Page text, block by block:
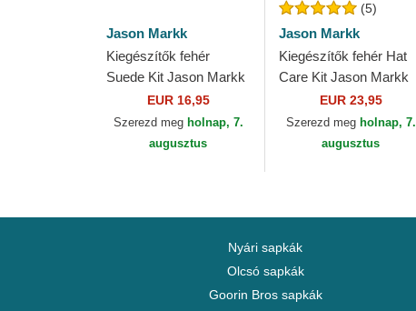
Jason Markk
Kiegészítők fehér
Suede Kit Jason Markk
EUR 16,95
Szerezd meg holnap, 7.
augusztus
(5)
Jason Markk
Kiegészítők fehér Hat
Care Kit Jason Markk
EUR 23,95
Szerezd meg holnap, 7.
augusztus
Nyári sapkák
Olcsó sapkák
Goorin Bros sapkák